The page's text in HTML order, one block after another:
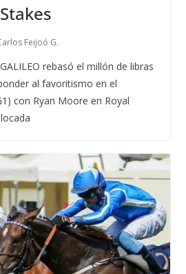
Feijoó G.
rebasó el millón de libras
al favoritismo en el
con Ryan Moore en Royal